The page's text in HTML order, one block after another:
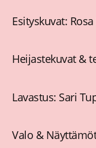
Esityskuvat:
Heijastekuvat &
Lavastus: Sari
Valo &